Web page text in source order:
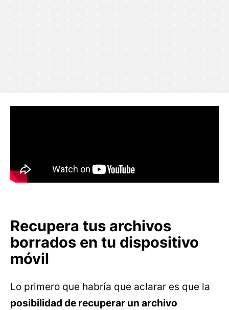
Recupera tus archivos
borrados en tu dispositivo
móvil
Lo primero que habría que aclarar es que la
posibilidad de recuperar un archivo